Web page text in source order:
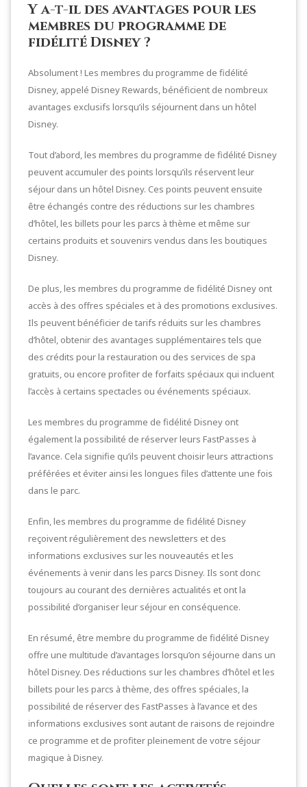
Y a-t-il des avantages pour les
membres du programme de
fidélité Disney ?
Absolument ! Les membres du programme de fidélité
Disney, appelé Disney Rewards, bénéficient de nombreux
avantages exclusifs lorsqu’ils séjournent dans un hôtel
Disney.
Tout d’abord, les membres du programme de fidélité Disney
peuvent accumuler des points lorsqu’ils réservent leur
séjour dans un hôtel Disney. Ces points peuvent ensuite
être échangés contre des réductions sur les chambres
d’hôtel, les billets pour les parcs à thème et même sur
certains produits et souvenirs vendus dans les boutiques
Disney.
De plus, les membres du programme de fidélité Disney ont
accès à des offres spéciales et à des promotions exclusives.
Ils peuvent bénéficier de tarifs réduits sur les chambres
d’hôtel, obtenir des avantages supplémentaires tels que
des crédits pour la restauration ou des services de spa
gratuits, ou encore profiter de forfaits spéciaux qui incluent
l’accès à certains spectacles ou événements spéciaux.
Les membres du programme de fidélité Disney ont
également la possibilité de réserver leurs FastPasses à
l’avance. Cela signifie qu’ils peuvent choisir leurs attractions
préférées et éviter ainsi les longues files d’attente une fois
dans le parc.
Enfin, les membres du programme de fidélité Disney
reçoivent régulièrement des newsletters et des
informations exclusives sur les nouveautés et les
événements à venir dans les parcs Disney. Ils sont donc
toujours au courant des dernières actualités et ont la
possibilité d’organiser leur séjour en conséquence.
En résumé, être membre du programme de fidélité Disney
offre une multitude d’avantages lorsqu’on séjourne dans un
hôtel Disney. Des réductions sur les chambres d’hôtel et les
billets pour les parcs à thème, des offres spéciales, la
possibilité de réserver des FastPasses à l’avance et des
informations exclusives sont autant de raisons de rejoindre
ce programme et de profiter pleinement de votre séjour
magique à Disney.